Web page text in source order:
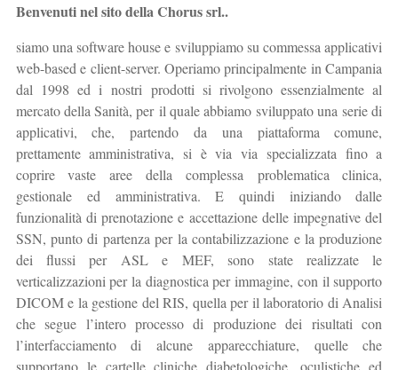
Benvenuti nel sito della Chorus srl..
siamo una software house e sviluppiamo su commessa applicativi
web-based e client-server. Operiamo principalmente in Campania
dal 1998 ed i nostri prodotti si rivolgono essenzialmente al
mercato della Sanità, per il quale abbiamo sviluppato una serie di
applicativi, che, partendo da una piattaforma comune,
prettamente amministrativa, si è via via specializzata fino a
coprire vaste aree della complessa problematica clinica,
gestionale ed amministrativa. E quindi iniziando dalle
funzionalità di prenotazione e accettazione delle impegnative del
SSN, punto di partenza per la contabilizzazione e la produzione
dei flussi per ASL e MEF, sono state realizzate le
verticalizzazioni per la diagnostica per immagine, con il supporto
DICOM e la gestione del RIS, quella per il laboratorio di Analisi
che segue l’intero processo di produzione dei risultati con
l’interfacciamento di alcune apparecchiature, quelle che
supportano le cartelle cliniche diabetologiche, oculistiche ed